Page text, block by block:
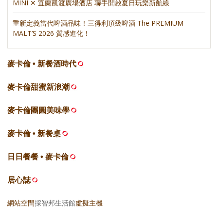
MINI ✕ 宜蘭凱渡廣場酒店 聯手開啟夏日玩樂新航線
重新定義當代啤酒品味！三得利頂級啤酒 The PREMIUM
MALT’S 2026 質感進化！
麥卡倫 • 新餐酒時代
麥卡倫甜蜜新浪潮
麥卡倫團圓美味學
麥卡倫 • 新餐桌
日日餐餐 • 麥卡倫
居心誌
網站空間採智邦生活館虛擬主機